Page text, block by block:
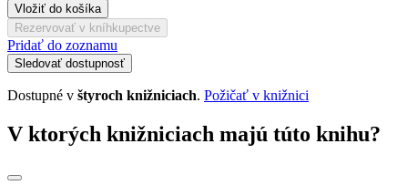
Vložiť do košíka
Rezervovať v kníhkupectve
Pridať do zoznamu
Sledovať dostupnosť
Dostupné v štyroch knižniciach. Požičať v knižnici
V ktorých knižniciach majú túto knihu?